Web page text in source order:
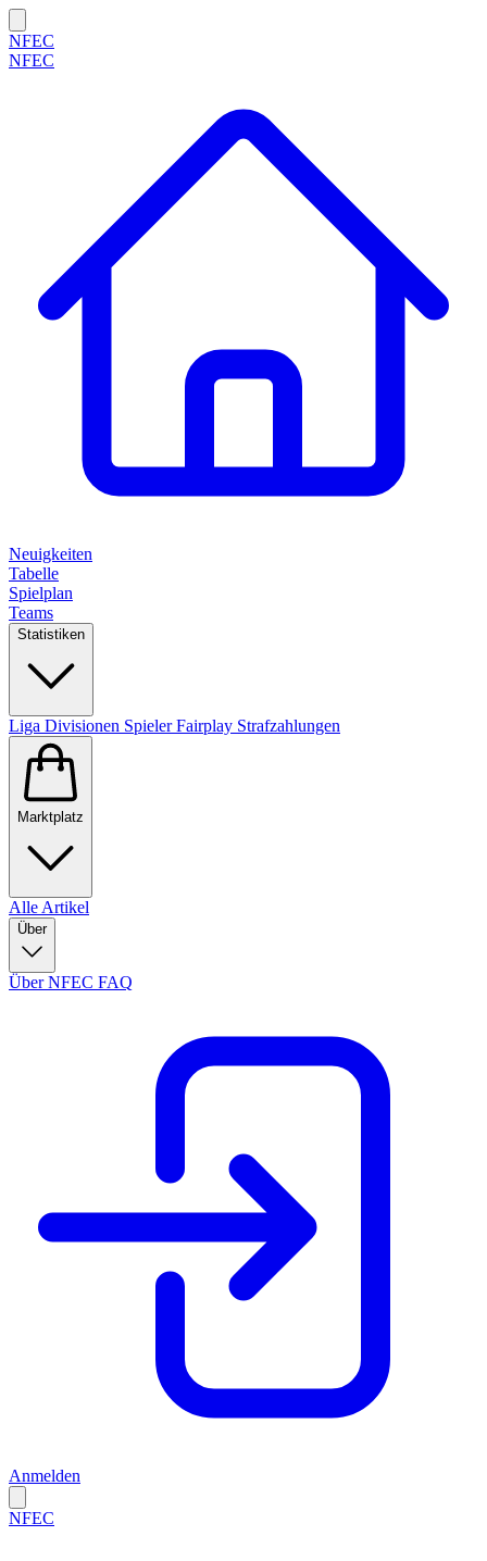
NFEC
NFEC
Neuigkeiten
Tabelle
Spielplan
Teams
Statistiken
Liga Divisionen SpielerFairplay Strafzahlungen
Marktplatz
Alle Artikel
Über
Über NFEC FAQ
Anmelden
NFEC